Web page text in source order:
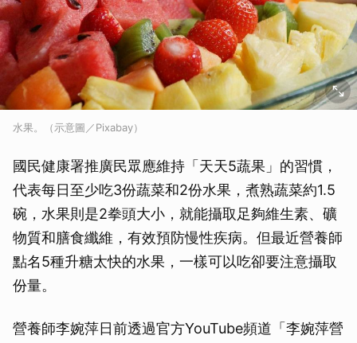
水果。（示意圖／Pixabay）
國民健康署推廣民眾應維持「天天5蔬果」的習慣，
代表每日至少吃3份蔬菜和2份水果，煮熟蔬菜約1.5
碗，水果則是2拳頭大小，就能攝取足夠維生素、礦
物質和膳食纖維，有效預防慢性疾病。但最近營養師
點名5種升糖太快的水果，一樣可以吃卻要注意攝取
份量。
營養師李婉萍日前透過官方YouTube頻道「李婉萍營